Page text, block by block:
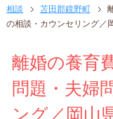
相談
苫田郡鏡野町
の相談・カウンセリング／
離婚の養育
問題・夫婦
ング／岡山